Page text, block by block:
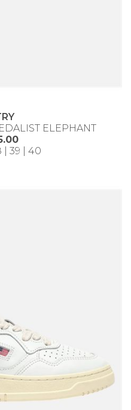
ELEPHANT
| 39 | 40